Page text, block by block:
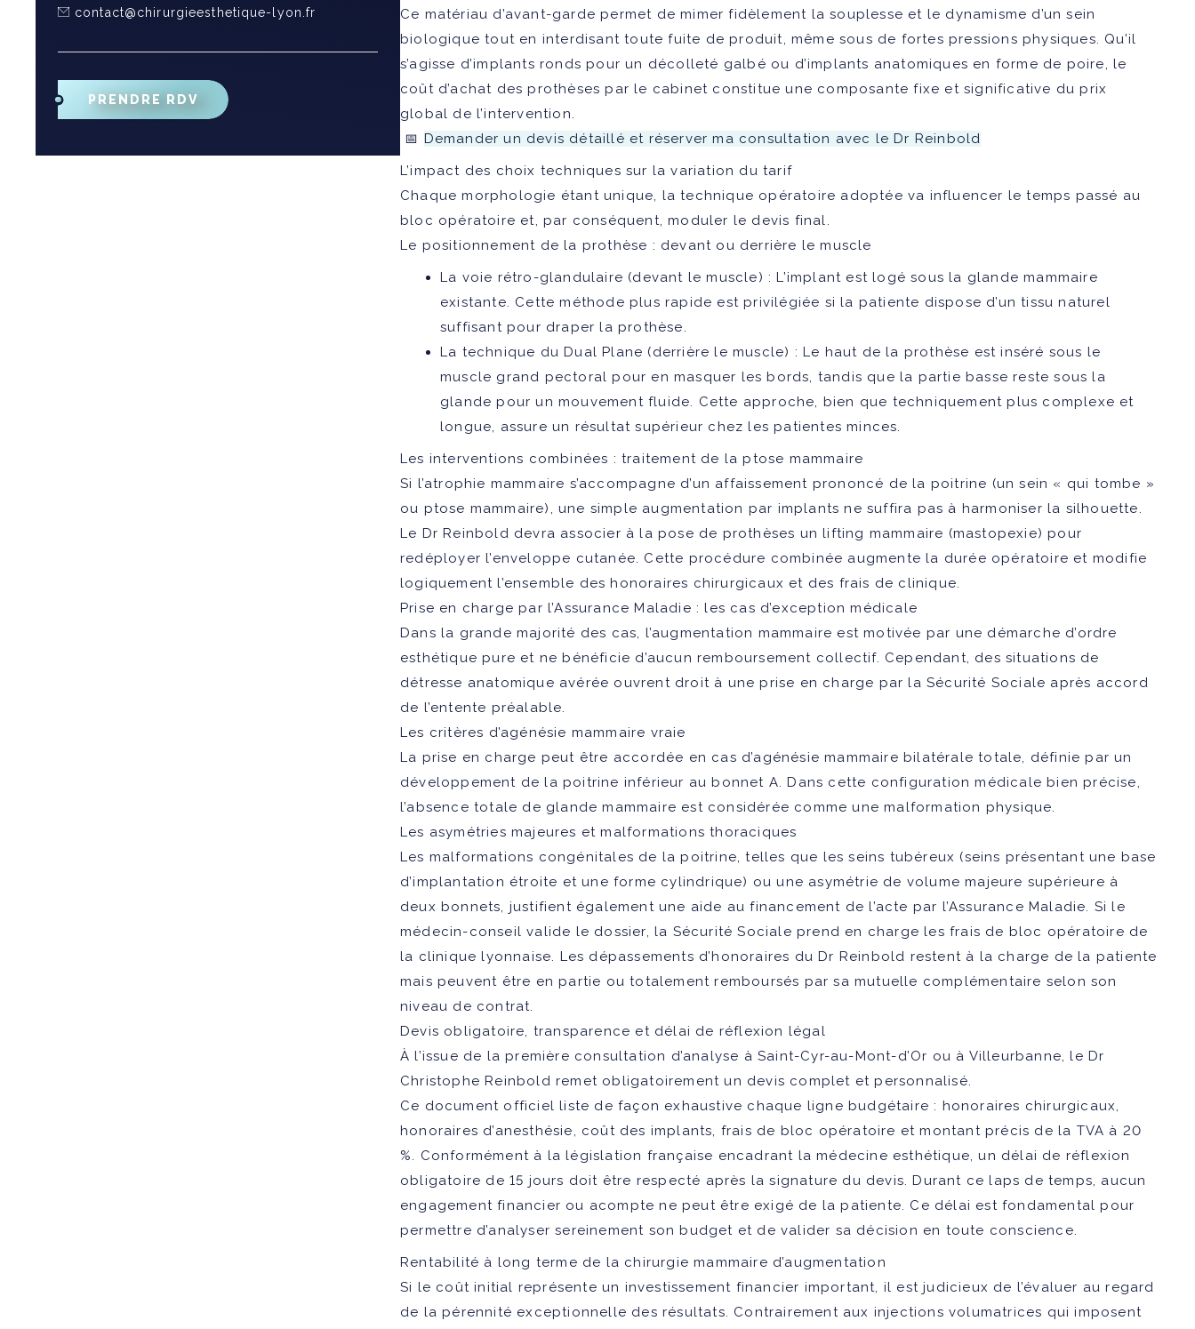
contact@chirurgieesthetique-lyon.fr
PRENDRE RDV
Ce matériau d’avant-garde permet de mimer fidèlement la souplesse et le dynamisme d’un sein
biologique tout en interdisant toute fuite de produit, même sous de fortes pressions physiques. Qu’il
s’agisse d’implants ronds pour un décolleté galbé ou d’implants anatomiques en forme de poire, le
coût d’achat des prothèses par le cabinet constitue une composante fixe et significative du prix
global de l’intervention.
📅 Demander un devis détaillé et réserver ma consultation avec le Dr Reinbold
L’impact des choix techniques sur la variation du tarif
Chaque morphologie étant unique, la technique opératoire adoptée va influencer le temps passé au
bloc opératoire et, par conséquent, moduler le devis final.
Le positionnement de la prothèse : devant ou derrière le muscle
La voie rétro-glandulaire (devant le muscle) : L’implant est logé sous la glande mammaire
existante. Cette méthode plus rapide est privilégiée si la patiente dispose d’un tissu naturel
suffisant pour draper la prothèse.
La technique du Dual Plane (derrière le muscle) : Le haut de la prothèse est inséré sous le
muscle grand pectoral pour en masquer les bords, tandis que la partie basse reste sous la
glande pour un mouvement fluide. Cette approche, bien que techniquement plus complexe et
longue, assure un résultat supérieur chez les patientes minces.
Les interventions combinées : traitement de la ptose mammaire
Si l’atrophie mammaire s’accompagne d’un affaissement prononcé de la poitrine (un sein « qui tombe »
ou ptose mammaire), une simple augmentation par implants ne suffira pas à harmoniser la silhouette.
Le Dr Reinbold devra associer à la pose de prothèses un lifting mammaire (mastopexie) pour
redéployer l’enveloppe cutanée. Cette procédure combinée augmente la durée opératoire et modifie
logiquement l’ensemble des honoraires chirurgicaux et des frais de clinique.
Prise en charge par l’Assurance Maladie : les cas d’exception médicale
Dans la grande majorité des cas, l’augmentation mammaire est motivée par une démarche d’ordre
esthétique pure et ne bénéficie d’aucun remboursement collectif. Cependant, des situations de
détresse anatomique avérée ouvrent droit à une prise en charge par la Sécurité Sociale après accord
de l’entente préalable.
Les critères d’agénésie mammaire vraie
La prise en charge peut être accordée en cas d’agénésie mammaire bilatérale totale, définie par un
développement de la poitrine inférieur au bonnet A. Dans cette configuration médicale bien précise,
l’absence totale de glande mammaire est considérée comme une malformation physique.
Les asymétries majeures et malformations thoraciques
Les malformations congénitales de la poitrine, telles que les seins tubéreux (seins présentant une base
d’implantation étroite et une forme cylindrique) ou une asymétrie de volume majeure supérieure à
deux bonnets, justifient également une aide au financement de l’acte par l’Assurance Maladie. Si le
médecin-conseil valide le dossier, la Sécurité Sociale prend en charge les frais de bloc opératoire de
la clinique lyonnaise. Les dépassements d’honoraires du Dr Reinbold restent à la charge de la patiente
mais peuvent être en partie ou totalement remboursés par sa mutuelle complémentaire selon son
niveau de contrat.
Devis obligatoire, transparence et délai de réflexion légal
À l’issue de la première consultation d’analyse à Saint-Cyr-au-Mont-d’Or ou à Villeurbanne, le Dr
Christophe Reinbold remet obligatoirement un devis complet et personnalisé.
Ce document officiel liste de façon exhaustive chaque ligne budgétaire : honoraires chirurgicaux,
honoraires d’anesthésie, coût des implants, frais de bloc opératoire et montant précis de la TVA à 20
%. Conformément à la législation française encadrant la médecine esthétique, un délai de réflexion
obligatoire de 15 jours doit être respecté après la signature du devis. Durant ce laps de temps, aucun
engagement financier ou acompte ne peut être exigé de la patiente. Ce délai est fondamental pour
permettre d’analyser sereinement son budget et de valider sa décision en toute conscience.
Rentabilité à long terme de la chirurgie mammaire d’augmentation
Si le coût initial représente un investissement financier important, il est judicieux de l’évaluer au regard
de la pérennité exceptionnelle des résultats. Contrairement aux injections volumatrices qui imposent